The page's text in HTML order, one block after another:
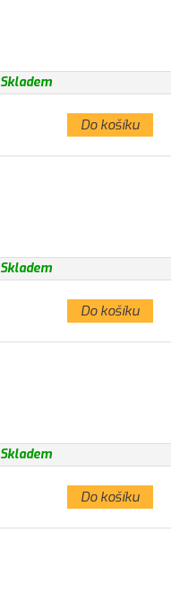
Skladem
Do košíku
Skladem
Do košíku
Skladem
Do košíku